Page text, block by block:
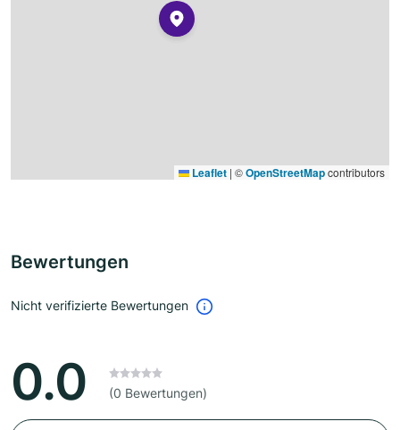
Leaflet | ©OpenStreetMapcontributors
Bewertungen
Nicht verifizierte Bewertungen
0.0 (0 Bewertungen)